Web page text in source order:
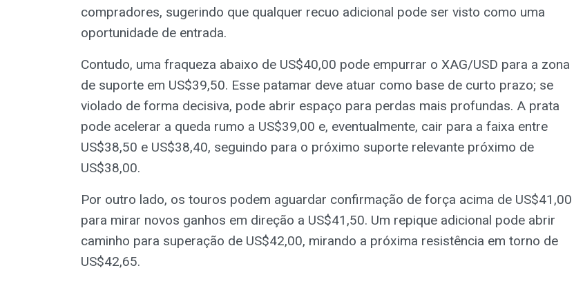
compradores, sugerindo que qualquer recuo adicional pode ser visto como uma
oportunidade de entrada.
Contudo, uma fraqueza abaixo de US$40,00 pode empurrar o XAG/USD para a zona
de suporte em US$39,50. Esse patamar deve atuar como base de curto prazo; se
violado de forma decisiva, pode abrir espaço para perdas mais profundas. A prata
pode acelerar a queda rumo a US$39,00 e, eventualmente, cair para a faixa entre
US$38,50 e US$38,40, seguindo para o próximo suporte relevante próximo de
US$38,00.
Por outro lado, os touros podem aguardar confirmação de força acima de US$41,00
para mirar novos ganhos em direção a US$41,50. Um repique adicional pode abrir
caminho para superação de US$42,00, mirando a próxima resistência em torno de
US$42,65.